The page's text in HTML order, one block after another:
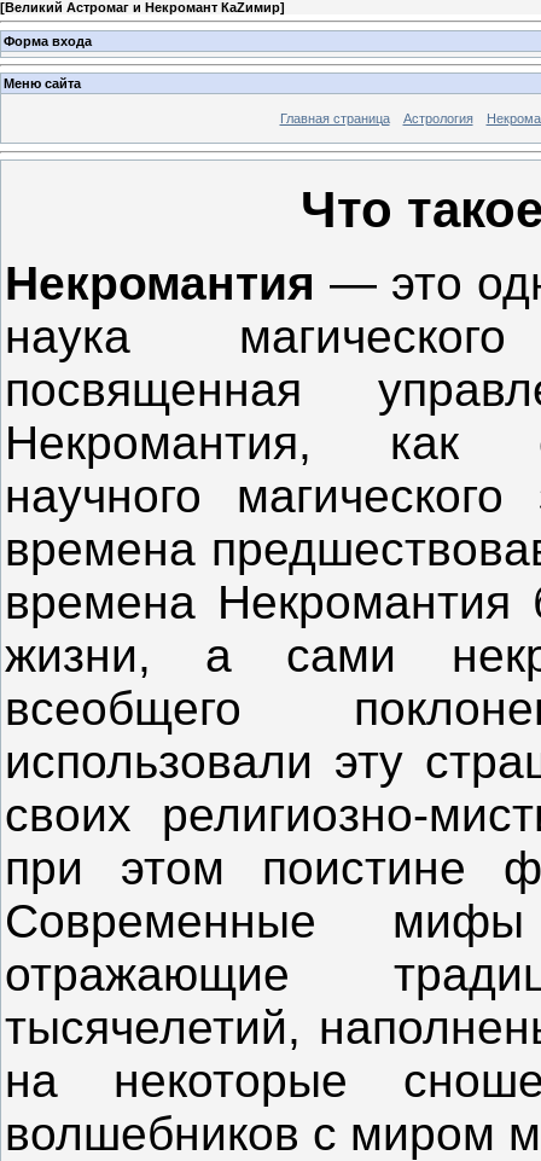
[Великий Астромаг и Некромант КаZимир]
Форма входа
Меню сайта
Главная страница Астрология
Что
Некромантия — это
наука
посвященная
Некромантия, как
научного
времена
времена
жизни, а сами
всеобщего
использовали эту
своих религиозно-
при этом поистине
Современные
отражающие
тысячелетий,
на некоторые
волшебников с миром